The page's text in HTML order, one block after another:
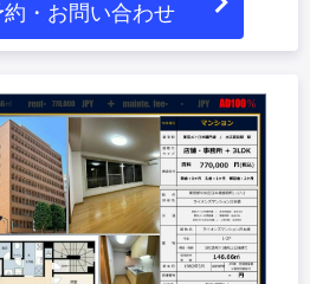
約・お問い合わせ